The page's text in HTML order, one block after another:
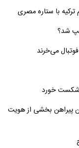
با ستاره مصری
شد؟
می‌خرند
شکست خورد
پیراهن بخشی از هویت